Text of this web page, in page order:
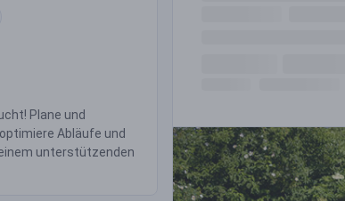
Plane und
Abläufe und
unterstützenden